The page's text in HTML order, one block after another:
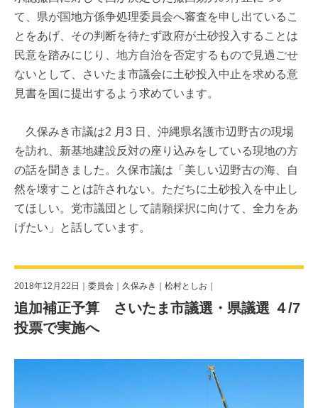
て、県が国地方係争処理委員会へ審査を申し出ているこ
とをあげ、その判断を待たず政府が土砂投入することは
民意を踏みにじり、地方自治を否定するもので見過ごせ
ないとして、さいたま市議会に土砂投入中止を求める意
見書を国に提出するよう求めています。
久保みき市議は2 月3 日、沖縄県名護市辺野古の現場
を訪れ、新基地建設反対の座り込みをしている現地の方
の話を聞きました。久保市議は「美しい辺野古の海、自
然を壊すことは許されない。ただちに土砂投入を中止し
てほしい。党市議団として請願採択に向けて、全力をあ
げたい」と話しています。
2018年12月22日｜ 委員会 ｜ 久保みき ｜ 松村としお ｜
追加補正予算 さいたま市議選・県議選 ４/7
投票で実施へ